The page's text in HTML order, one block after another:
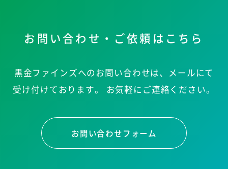
お問い合わせ・ご依頼はこちら
黒金ファインズへのお問い合わせは、メールにて
受け付けております。
お気軽にご連絡ください。
お問い合わせフォーム